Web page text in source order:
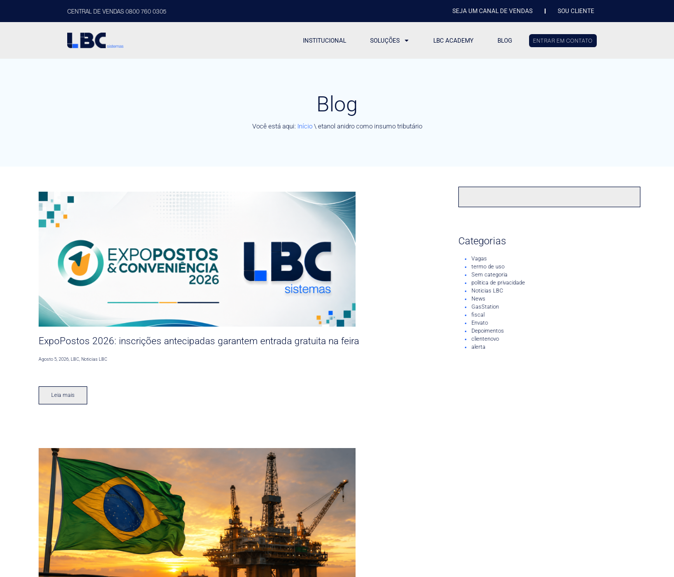
CENTRAL DE VENDAS 0800 760 0305 SEJA UM CANAL DE VENDAS SOU CLIENTE
INSTITUCIONAL SOLUÇÕES LBC ACADEMY BLOG ENTRAR EM CONTATO
Blog
Você está aqui: Início\ etanol anidro como insumo tributário
ExpoPostos 2026: inscrições antecipadas garantem entrada gratuita na feira
Agosto 5, 2026,LBC,Noticias LBC
Leia mais
Categorias
Vagas
termo de uso
Sem categoria
politica de privacidade
Noticias LBC
News
GasStation
fiscal
Envato
Depoimentos
clientenovo
alerta